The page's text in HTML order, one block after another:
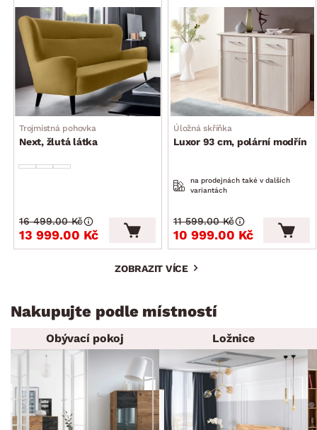
Trojmístná pohovka
Next, žlutá látka
13 999.00 Kč
16 499.00 Kč
Úložná skříňka
Luxor 93 cm, polární modřín
na prodejnách také v dalších
variantách
10 999.00 Kč
11 599.00 Kč
ZOBRAZIT VÍCE
Nakupujte podle místností
Obývací pokoj Ložnice